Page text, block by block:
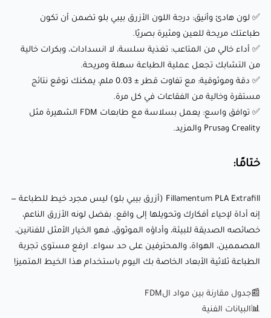
للطباعة — إنه أداة لإحياء أفكارك وتحويلها إلى واقع. بفضل لونه
الأزرق الناعم، خصائصه الصديقة للبيئة، وأداؤه الموثوق، فهو الخيار
الأمثل للفنانين، المصممين، الهواة، والمحترفين على حد سواء.
ارفع مستوى تجربة الطباعة ثلاثية الأبعاد الخاصة بك اليوم
📊البيانات الفنية
📚 دليل الطباعة Fillamentum PLA Extrafill للطابعات عالية
السرعة وللطابعات العادية
🔭دليل الطباعة ثلاثية الأبعاد
💼أبعاد البكرة
✅ لون هادئ وأنيق: درجة اللون الأزرق بيبي بلو تضمن أن تكون
طباعتك مريحة للعين ومثيرة بصريًا.
✅ أداء خالي من المتاعب: تغذية سلسة، لا انسدادات، وبكرات خالية
من التشابك تجعل عملية الطباعة سهلة ومريحة.
✅ دقة وموثوقية: مع تفاوت قطر ± 0.03 ملم، يمكنك توقع نتائج
مستقرة وخالية من الفقاعات في كل مرة.
✅ توافق واسع: يعمل بسلاسة مع طابعات FDM الشهيرة مثل
Creality وPrusa والمزيد.
ختامًا:
Fillamentum PLA Extrafill (أزرق بيبي بلو) ليس مجرد خيط للطباعة —
إنه أداة لإحياء أفكارك وتحويلها إلى واقع. بفضل لونه الأزرق الناعم،
خصائصه الصديقة للبيئة، وأداؤه الموثوق، فهو الخيار الأمثل للفنانين،
المصممين، الهواة، والمحترفين على حد سواء. ارفع مستوى تجربة
الطباعة ثلاثية الأبعاد الخاصة بك اليوم باستخدام هذا الخيط المتميز!
📰جدول مقارنة بين مواد الFDM
📊البيانات الفنية